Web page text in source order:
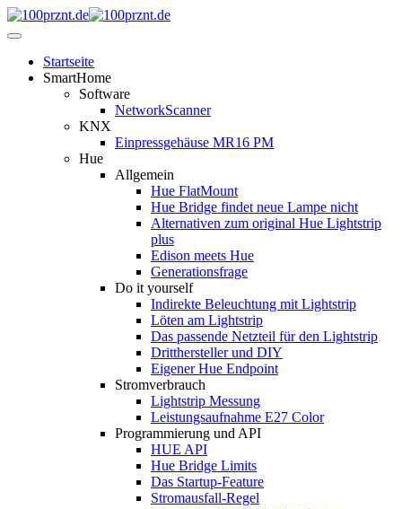
Startseite
SmartHome
Software
NetworkScanner
KNX
Einpressgehäuse MR16 PM
Hue
Allgemein
Hue FlatMount
Hue Bridge findet neue Lampe nicht
Alternativen zum original Hue Lightstrip
plus
Edison meets Hue
Generationsfrage
Do it yourself
Indirekte Beleuchtung mit Lightstrip
Löten am Lightstrip
Das passende Netzteil für den Lightstrip
Dritthersteller und DIY
Eigener Hue Endpoint
Stromverbrauch
Lightstrip Messung
Leistungsaufnahme E27 Color
Programmierung und API
HUE API
Hue Bridge Limits
Das Startup-Feature
Stromausfall-Regel